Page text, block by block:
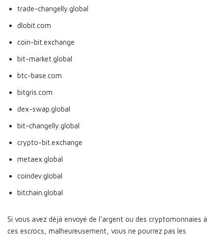
trade-changelly.global
dlobit.com
coin-bit.exchange
bit-market.global
btc-base.com
bitgris.com
dex-swap.global
bit-changelly.global
crypto-bit.exchange
metaex.global
coindev.global
bitchain.global
Si vous avez déjà envoyé de l’argent ou des cryptomonnaies à
ces escrocs, malheureusement, vous ne pourrez pas les